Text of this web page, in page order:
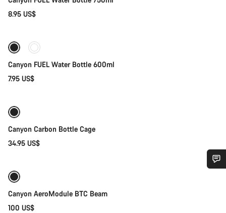
8.95 US$
Próximamente
Canyon FUEL Water Bottle 600ml
7.95 US$
Canyon Carbon Bottle Cage
34.95 US$
Canyon AeroModule BTC Beam
100 US$Nuestros expertos estarán encantados de responder a tus